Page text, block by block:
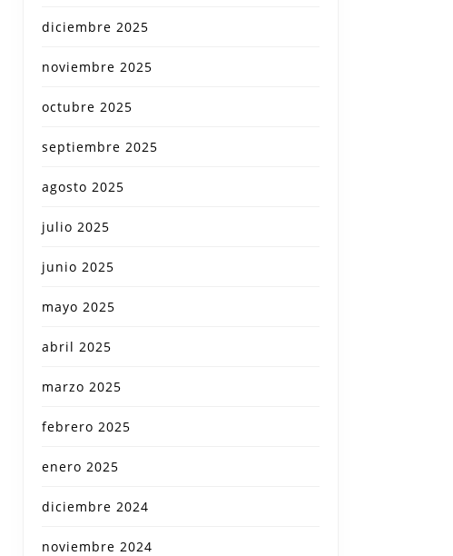
diciembre 2025
noviembre 2025
octubre 2025
septiembre 2025
agosto 2025
julio 2025
junio 2025
mayo 2025
abril 2025
marzo 2025
febrero 2025
enero 2025
diciembre 2024
noviembre 2024